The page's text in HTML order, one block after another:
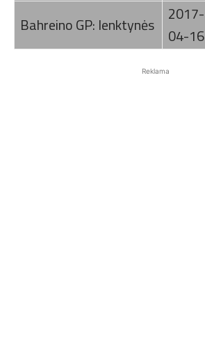
Bahreino GP: lenktynės
2017-
04-16
Reklama